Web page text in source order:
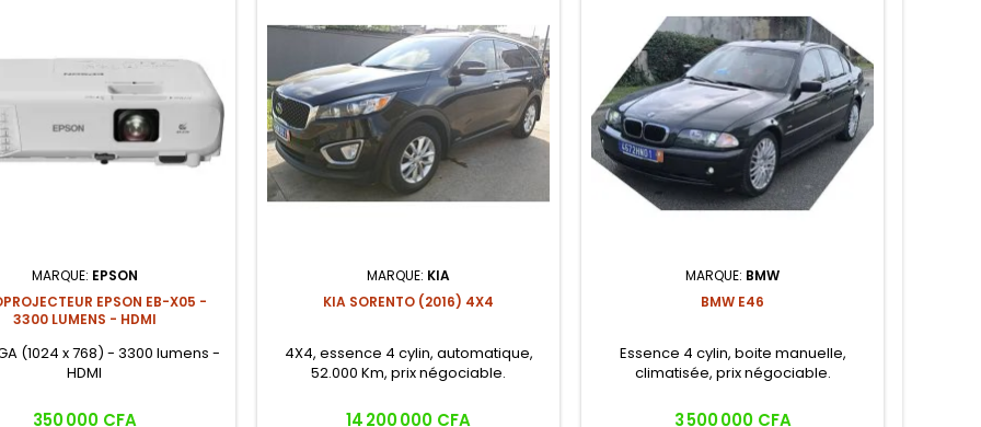
MARQUE: EPSON
EPSON EB-X05 -
3300 LUMENS - HDMI
(1024 x 768) - 3300 lumens -
HDMI
Prix
350 000 CFA
MARQUE: KIA
KIA SORENTO (2016) 4X4
4X4, essence 4 cylin, automatique,
52.000 Km, prix négociable.
Prix
14 200 000 CFA
MARQUE: BMW
BMW E46
Essence 4 cylin, boite manuelle,
climatisée, prix négociable.
Prix
3 500 000 CFA